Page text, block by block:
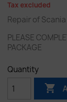
Tax excluded
Repair of
PLEASE
PACKAGE
Quantity
